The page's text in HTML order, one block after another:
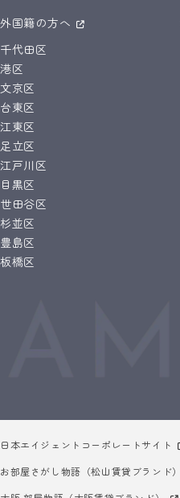
外国籍の方へ
千代田区
港区
文京区
台東区
江東区
足立区
江戸川区
目黒区
世田谷区
杉並区
豊島区
板橋区
日本エイジェントコーポレートサイト
お部屋さがし物語（松山賃貸ブランド）